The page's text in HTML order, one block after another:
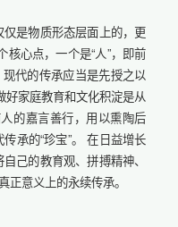
是物质形态层面上的，更
心点，一个是“人”，即前
代的传承应当是先授之以
好家庭教育和文化积淀是从
的嘉言善行，用以熏陶后
承的“珍宝”。 在日益增长
己的教育观、拼搏精神、
意义上的永续传承。